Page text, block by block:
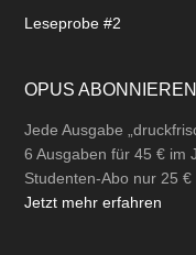
Leseprobe #2
OPUS ABONNIEREN
Jede Ausgabe
6 Ausgaben für 45 € im
Studenten-Abo nur 25 €
Jetzt mehr erfahren